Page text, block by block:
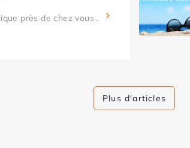
près de chez vous .
Plus d'articles